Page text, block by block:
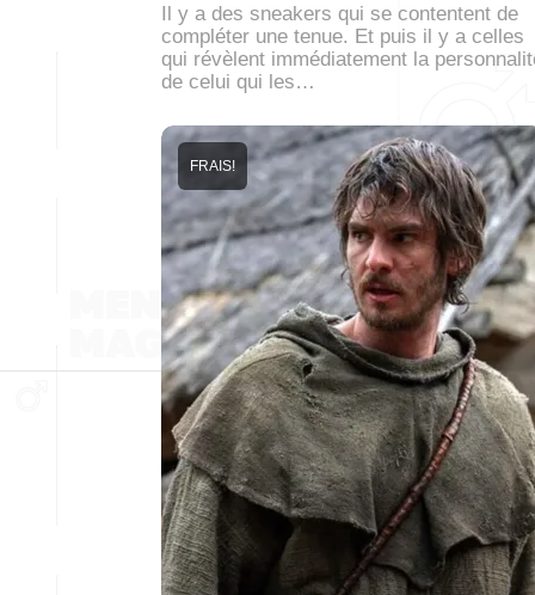
Il y a des sneakers qui se contentent de
compléter une tenue. Et puis il y a celles
qui révèlent immédiatement la
de celui qui les…
FRAIS!